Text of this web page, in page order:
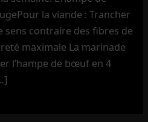
la viande : Trancher
sens contraire des fibres de
maximale La marinade
l’hampe de bœuf en 4